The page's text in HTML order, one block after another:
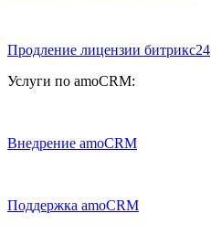
Продление лицензии битрикс24
Услуги по amoCRM:
Внедрение amoCRM
Поддержка amoCRM